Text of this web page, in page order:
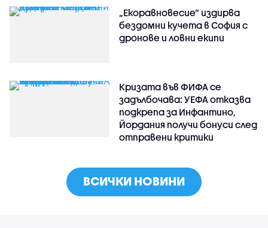
„Екоравновесие“ издирва
бездомни кучета в София с
дронове и ловни екипи
Кризата във ФИФА се
задълбочава: УЕФА отказва
подкрепа за Инфантино,
Йордания получи бонуси след
отправени критики
ВСИЧКИ НОВИНИ